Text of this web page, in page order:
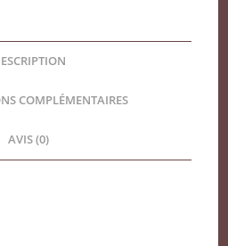
COMPLÉMENTAIRES
AVIS (0)